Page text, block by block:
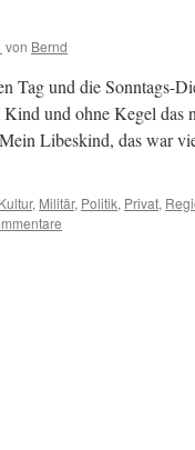
von Bernd
Tag und die Sonntags-
und ohne Kegel das
Mein Libeskind, das war
Kultur, Militär, Politik, Privat,